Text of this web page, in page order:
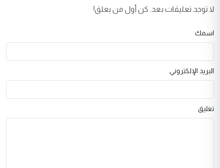
لا توجد تعليقات بعد. كن أول من يعلق!
اسمك
البريد الإلكتروني
تعليق